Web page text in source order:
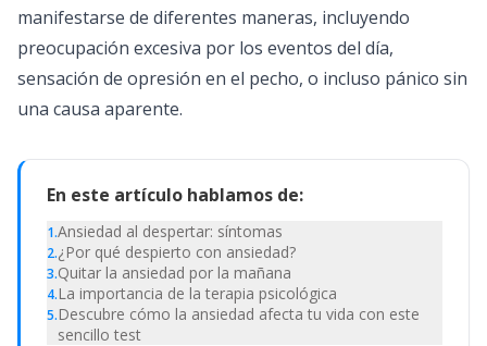
manifestarse de diferentes maneras, incluyendo
preocupación excesiva por los eventos del día,
sensación de opresión en el pecho, o incluso pánico sin
una causa aparente.
En este artículo hablamos de:
1.Ansiedad al despertar: síntomas
2.¿Por qué despierto con ansiedad?
3.Quitar la ansiedad por la mañana
4.La importancia de la terapia psicológica
5.Descubre cómo la ansiedad afecta tu vida con este
sencillo test